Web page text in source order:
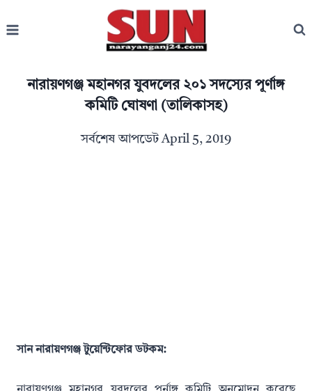
to
নারায়ণগঞ্জ মহানগর যুবদলের ২০১ সদস্যের পূর্ণাঙ্গ
কমিটি ঘোষণা (তালিকাসহ)
সর্বশেষ আপডেটApril 5, 2019
সান নারায়ণগঞ্জ টুয়েন্টিফোর ডটকম: